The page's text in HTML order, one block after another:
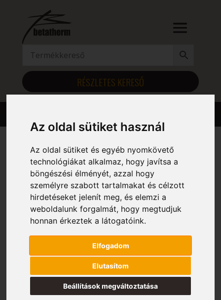
Az oldal sütiket használ
Az oldal sütiket és egyéb nyomkövető
technológiákat alkalmaz, hogy javítsa a
böngészési élményét, azzal hogy
személyre szabott tartalmakat és célzott
hirdetéseket jelenít meg, és elemzi a
weboldalunk forgalmát, hogy megtudjuk
honnan érkeztek a látogatóink.
Elfogadom
Elutasítom
Beállítások megváltoztatása
RÉSZLETES KERESŐ
Kezdőlap/ Szélesség (mm) termék / 1865
1865
Mind a(z) 6 találat megjelenítve